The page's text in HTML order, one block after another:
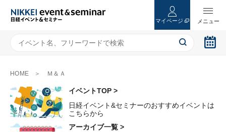
マイページ
HOME Ｍ＆Ａ
イベントTOP >
日経イベント&セミナーのおすすめイベントは
こちらから
アーカイブ一覧 >